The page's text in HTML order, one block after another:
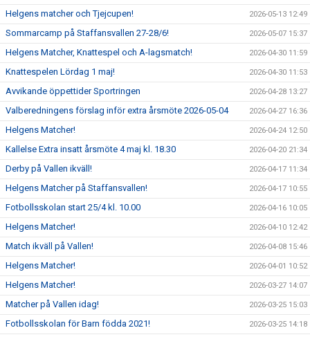
Helgens matcher och Tjejcupen! 2026-05-13 12:49
Sommarcamp på Staffansvallen 27-28/6! 2026-05-07 15:37
Helgens Matcher, Knattespel och A-lagsmatch! 2026-04-30 11:59
Knattespelen Lördag 1 maj! 2026-04-30 11:53
Avvikande öppettider Sportringen 2026-04-28 13:27
Valberedningens förslag inför extra årsmöte 2026-05-04 2026-04-27 16:36
Helgens Matcher! 2026-04-24 12:50
Kallelse Extra insatt årsmöte 4 maj kl. 18.30 2026-04-20 21:34
Derby på Vallen ikväll! 2026-04-17 11:34
Helgens Matcher på Staffansvallen! 2026-04-17 10:55
Fotbollsskolan start 25/4 kl. 10.00 2026-04-16 10:05
Helgens Matcher! 2026-04-10 12:42
Match ikväll på Vallen! 2026-04-08 15:46
Helgens Matcher! 2026-04-01 10:52
Helgens Matcher! 2026-03-27 14:07
Matcher på Vallen idag! 2026-03-25 15:03
Fotbollsskolan för Barn födda 2021! 2026-03-25 14:18